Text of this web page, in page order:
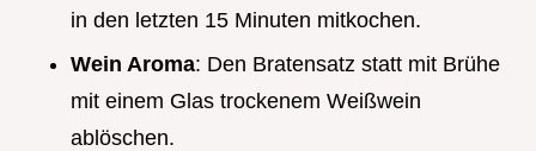
in den letzten 15 Minuten mitkochen.
Wein Aroma: Den Bratensatz statt mit Brühe
mit einem Glas trockenem Weißwein
ablöschen.